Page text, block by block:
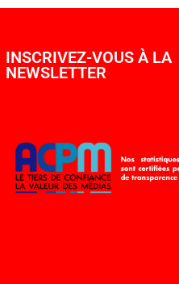
INSCRIVEZ-VOUS À LA
NEWSLETTER